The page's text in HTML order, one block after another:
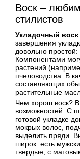
Воск –
стилистов
Укладочный воск
завершения
довольно
Компонентами
растений
пчеловодства. В
составляющих
растительные
Чем хорош воск?
возможностей. С
готовой укладке
мокрых волос,
выделить пряди.
широк: есть
твердые, с